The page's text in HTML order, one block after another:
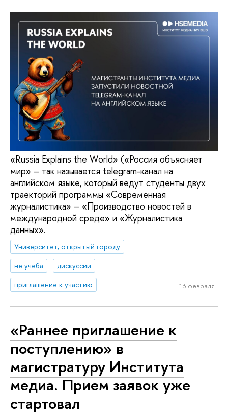
«Russia Explains the World» («Россия объясняет
мир» – так называется telegram-канал на
английском языке, который ведут студенты двух
траекторий программы «Современная
журналистика» – «Производство новостей в
международной среде» и «Журналистика
данных».
Университет, открытый городу
не учеба
дискуссии
приглашение к участию
13 февраля
«Раннее приглашение к
поступлению» в
магистратуру Института
медиа. Прием заявок уже
стартовал